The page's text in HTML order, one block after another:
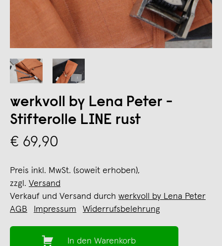
werkvoll by Lena Peter -
Stifterolle LINE rust
€ 69,90
Preis inkl. MwSt. (soweit erhoben),
zzgl. Versand
Verkauf und Versand durch werkvoll by Lena Peter
AGB
Impressum Widerrufsbelehrung
In den Warenkorb